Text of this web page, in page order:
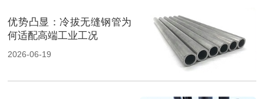
优势凸显：冷拔无缝钢管为
何适配高端工业工况
2026-06-19